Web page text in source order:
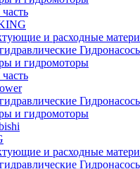
и расходные
и гидромоторы
и гидромоторы
и расходные